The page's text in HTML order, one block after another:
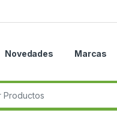
Novedades Marcas